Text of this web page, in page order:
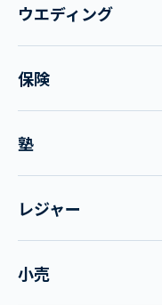
ウエディング
保険
塾
レジャー
小売